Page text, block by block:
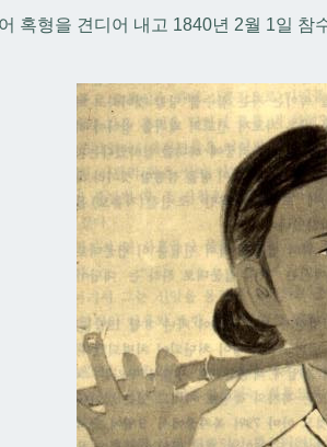
혹형을 견디어 내고 1840년 2월 1일 참